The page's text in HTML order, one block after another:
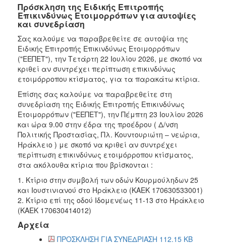
Πρόσκληση της Ειδικής Επιτροπής
Επικινδύνως Ετοιμορρόπων για αυτοψίες
και συνεδρίαση
Σας καλούμε να παραβρεθείτε σε αυτοψία της
Ειδικής Επιτροπής Επικινδύνως Ετοιμορρόπων
("ΕΕΠΕΤ"), την Τετάρτη 22 Ιουλίου 2026, με σκοπό να
κριθεί αν συντρέχει περίπτωση επικινδύνως
ετοιμόρροπου κτίσματος, για τα παρακάτω κτίρια.
Επίσης σας καλούμε να παραβρεθείτε στη
συνεδρίαση της Ειδικής Επιτροπής Επικινδύνως
Ετοιμορρόπων ("ΕΕΠΕΤ"), την Πέμπτη 23 Ιουλίου 2026
και ώρα 9.00 στην έδρα της προέδρου ( Δ/νση
Πολιτικής Προστασίας, Πλ. Κουντουριώτη – νεώρια,
Ηράκλειο ) με σκοπό να κριθεί αν συντρέχει
περίπτωση επικινδύνως ετοιμόρροπου κτίσματος,
στα ακόλουθα κτίρια που βρίσκονται :
1. Κτίριο στην συμβολή των οδών Κουρμούληδων 25
και Ιουστινιανού στο Ηράκλειο (ΚΑΕΚ 170630533001)
2. Κτίριο επί της οδού Ιδομενέως 11-13 στο Ηράκλειο
(ΚΑΕΚ 170630414012)
Αρχεία
ΠΡΟΣΚΛΗΣΗ ΓΙΑ ΣΥΝΕΔΡΙΑΣΗ 112.15 KB